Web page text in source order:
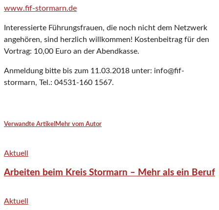
www.fif-stormarn.de
Interessierte Führungsfrauen, die noch nicht dem Netzwerk
angehören, sind herzlich willkommen! Kostenbeitrag für den
Vortrag: 10,00 Euro an der Abendkasse.
Anmeldung bitte bis zum 11.03.2018 unter: info@fif-
stormarn, Tel.: 04531-160 1567.
Verwandte Artikel Mehr vom Autor
Aktuell
Arbeiten beim Kreis Stormarn – Mehr als ein Beruf
Aktuell